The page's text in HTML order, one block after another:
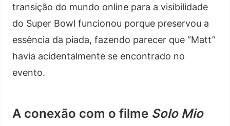
transição do mundo online para a visibilidade
do Super Bowl funcionou porque preservou a
essência da piada, fazendo parecer que “Matt”
havia acidentalmente se encontrado no
evento.
A conexão com o filme Solo Mio